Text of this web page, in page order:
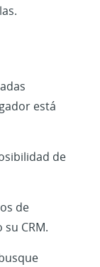
está
de
de
CRM.